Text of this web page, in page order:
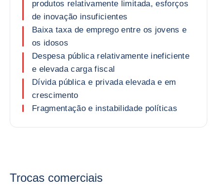
produtos relativamente limitada, esforços
de inovação insuficientes
Baixa taxa de emprego entre os jovens e
os idosos
Despesa pública relativamente ineficiente
e elevada carga fiscal
Dívida pública e privada elevada e em
crescimento
Fragmentação e instabilidade políticas
Trocas comerciais